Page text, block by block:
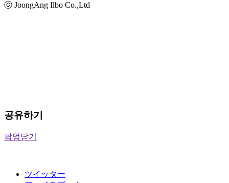
ⓒ JoongAng Ilbo Co.,Ltd
공유하기
팝업닫기
ツイッター